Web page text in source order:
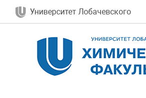
Университет Лобачевского